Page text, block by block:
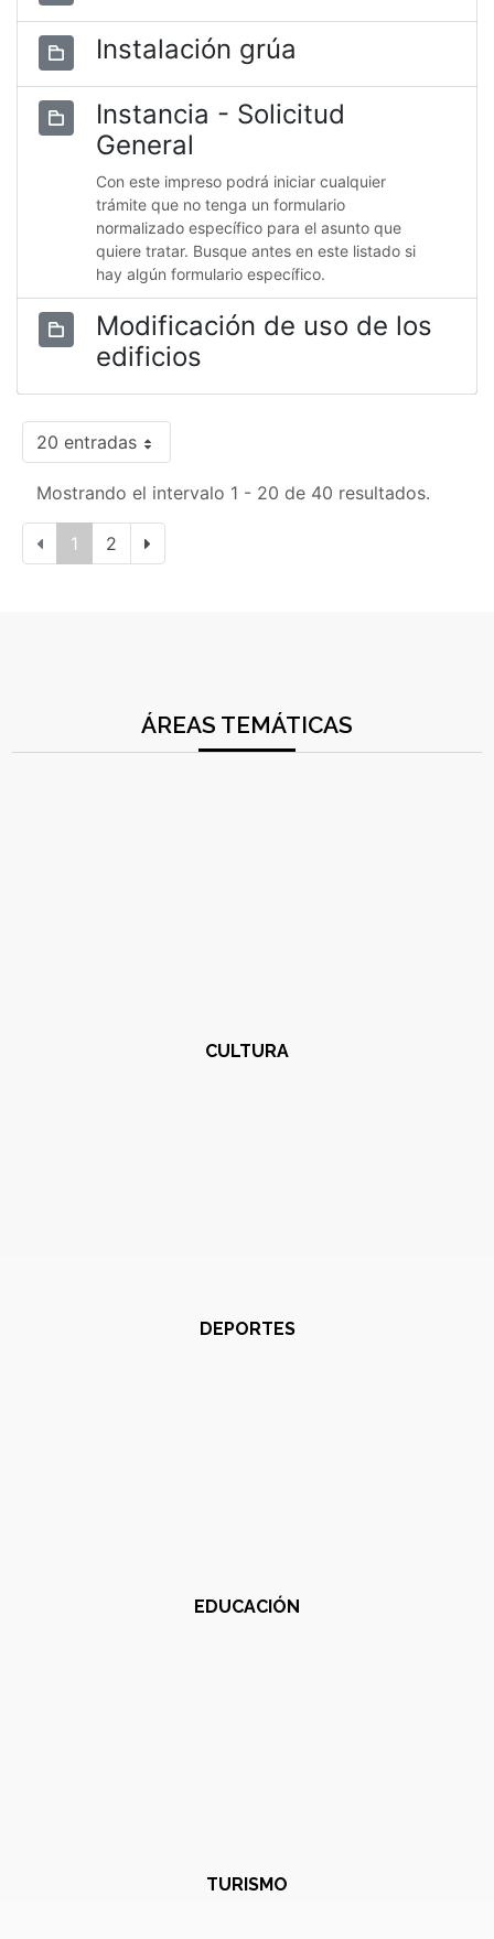
Instalación grúa
Instancia - Solicitud
General
Con este impreso podrá iniciar cualquier
trámite que no tenga un formulario
normalizado específico para el asunto que
quiere tratar. Busque antes en este listado si
hay algún formulario específico.
Modificación de uso de los
edificios
20 entradas
Mostrando el intervalo 1 - 20 de 40 resultados.
1 2
ÁREAS TEMÁTICAS
CULTURA
DEPORTES
EDUCACIÓN
TURISMO